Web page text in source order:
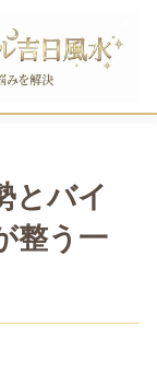
とバイ
整う一